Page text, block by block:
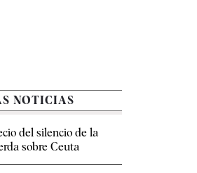
NOTICIAS
del silencio de la
sobre Ceuta